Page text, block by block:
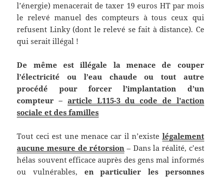
l’énergie) menacerait de taxer 19 euros HT par mois
le relevé manuel des compteurs à tous ceux qui
refusent Linky (dont le relevé se fait à distance). Ce
qui serait illégal !
De même est illégale la menace de couper
l’électricité ou l’eau chaude ou tout autre
procédé pour forcer l’implantation d’un
compteur – article L115-3 du code de l’action
sociale et des familles
Tout ceci est une menace car il n’existe légalement
aucune mesure de rétorsion – Dans la réalité, c’est
hélas souvent efficace auprès des gens mal informés
ou vulnérables, en particulier les personnes